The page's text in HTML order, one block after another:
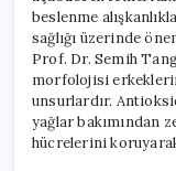
beslenme
sağlığı üzerinde
Prof. Dr. Semih
morfolojisi
unsurlardır.
yağlar bakımından
hücrelerini